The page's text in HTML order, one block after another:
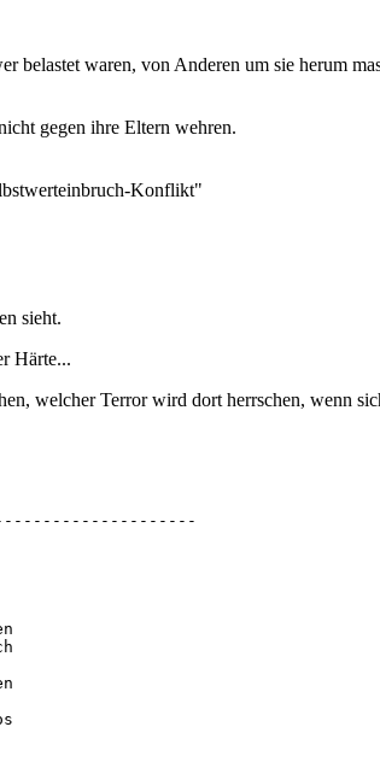
belastet waren, von Anderen um sie herum
gegen ihre Eltern wehren.
Konflikt"
sieht.
Härte...
welcher Terror wird dort herrschen, wenn